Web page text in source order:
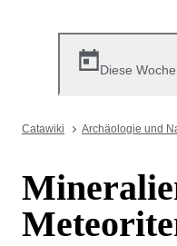
Diese Woche
Catawiki Archäologie und